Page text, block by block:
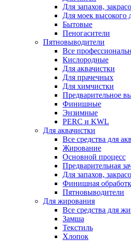
Для запахов,
Для моек высокого
Бытовые
Пеногасители
Пятновыводители
Все
Кислородные
Для аквачистки
Для прачечных
Для химчистки
Предварительное
Финишные
Энзимные
PERC и KWL
Для аквачистки
Все средства для
Жирование
Основной процесс
Предварительная
Для запахов,
Финишная
Пятновыводители
Для жирования
Все средства для
Замша
Текстиль
Хлопок